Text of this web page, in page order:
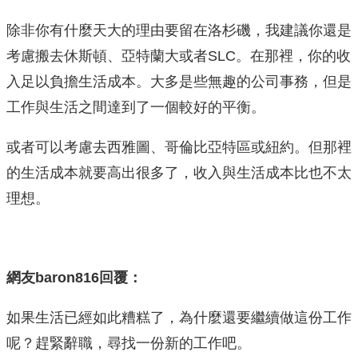
除非你有什麼天大的理由要留在洛杉磯，我建議你還是
考慮搬去休斯頓、亞特蘭大或者SLC。在那裡，你的收
入足以負擔生活成本。大多是些無趣的公司事務，但是
工作與生活之間達到了一個較好的平衡。
或者可以考慮去西雅圖、哥倫比亞特區或紐約。但那裡
的生活成本就要高出很多了，收入與生活成本比也不太
理想。
網友baron816回覆：
如果生活已經如此糟糕了，為什麼還要繼續做這份工作
呢？趕緊辭職，尋找一份新的工作吧。